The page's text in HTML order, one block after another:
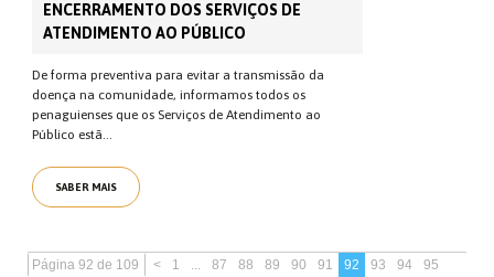
ENCERRAMENTO DOS SERVIÇOS DE
ATENDIMENTO AO PÚBLICO
De forma preventiva para evitar a transmissão da
doença na comunidade, informamos todos os
penaguienses que os Serviços de Atendimento ao
Público estã...
SABER MAIS
Página 92 de 109 < 1 ... 87 88 89 90 91 92 93 94
95